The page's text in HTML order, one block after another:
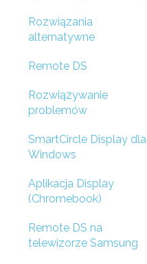
Rozwiązania
alternatywne
Remote DS
Rozwiązywanie
problemów
SmartCircle Display dla
Windows
Aplikacja Display
(Chromebook)
Remote DS na
telewizorze Samsung